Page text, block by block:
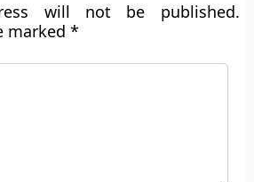
will not be published.
marked*